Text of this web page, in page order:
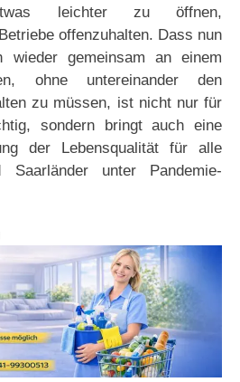
leichter zu öffnen,
offenzuhalten. Dass nun
wieder gemeinsam an einem
ohne untereinander den
zu müssen, ist nicht nur für
sondern bringt auch eine
der Lebensqualität für alle
Saarländer unter Pandemie-